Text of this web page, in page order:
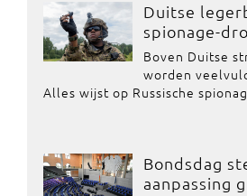
Duitse
spionage-
Boven Duitse
worden
Alles wijst op Russische
Bondsdag
aanpassing